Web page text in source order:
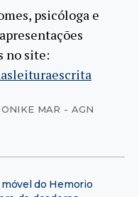
psicóloga e
no site:
MAR - AGN
do Hemorio